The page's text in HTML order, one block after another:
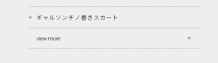
ギャルソンチノ巻きスカート
view more